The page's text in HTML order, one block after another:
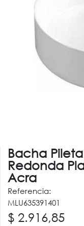
Bacha
Redonda
Acra
Referencia:
MLU635391401
$ 2.916,85